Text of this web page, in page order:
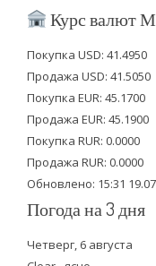
i
t
e
r
b
o
o
k
u
b
e
Курс валют
Покупка USD: 41.4950
Продажа USD: 41.5050
Покупка EUR: 45.1700
Продажа EUR: 45.1900
Покупка RUR: 0.0000
Продажа RUR: 0.0000
Обновлено: 15:31
Погода на 3 дня
Четверг, 6 августа